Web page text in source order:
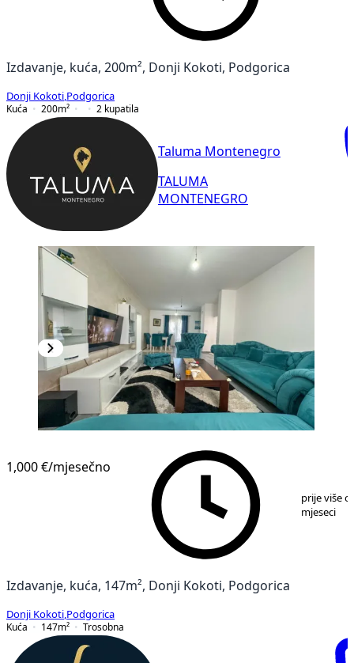
Izdavanje, kuća, 200m², Donji Kokoti, Podgorica
Donji Kokoti Podgorica
Kuća
200m² 2 kupatila
Taluma Montenegro
TALUMA
MONTENEGRO
1,000 €/mjesečno
prije više
mjeseci
Izdavanje, kuća, 147m², Donji Kokoti, Podgorica
Donji Kokoti Podgorica
Kuća
147m² Trosobna